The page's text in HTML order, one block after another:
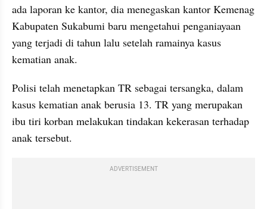
ada laporan ke kantor, dia menegaskan kantor Kemenag
Kabupaten Sukabumi baru mengetahui penganiayaan
yang terjadi di tahun lalu setelah ramainya kasus
kematian anak.
Polisi telah menetapkan TR sebagai tersangka, dalam
kasus kematian anak berusia 13. TR yang merupakan
ibu tiri korban melakukan tindakan kekerasan terhadap
anak tersebut.
ADVERTISEMENT